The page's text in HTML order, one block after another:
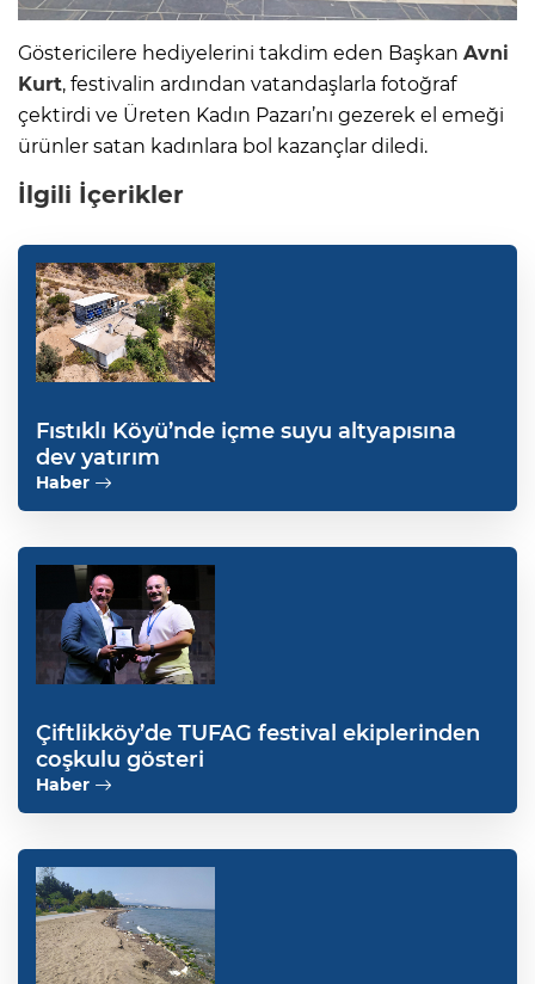
Göstericilere hediyelerini takdim eden Başkan Avni
Kurt, festivalin ardından vatandaşlarla fotoğraf
çektirdi ve Üreten Kadın Pazarı’nı gezerek el emeği
ürünler satan kadınlara bol kazançlar diledi.
İlgili İçerikler
Fıstıklı Köyü’nde içme suyu altyapısına
dev yatırım
Haber
Çiftlikköy’de TUFAG festival ekiplerinden
coşkulu gösteri
Haber